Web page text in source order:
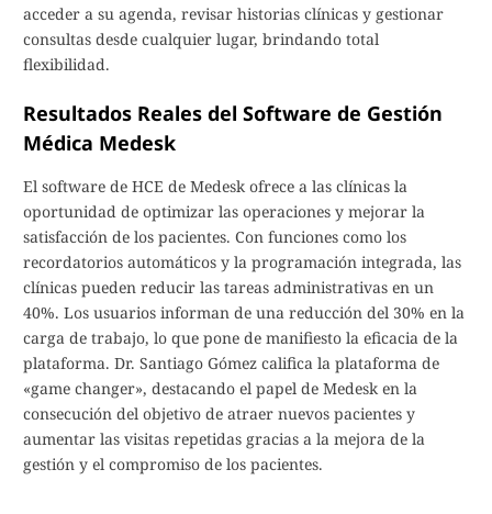
acceder a su agenda, revisar historias clínicas y gestionar
consultas desde cualquier lugar, brindando total
flexibilidad.
Resultados Reales del Software de Gestión
Médica Medesk
El software de HCE de Medesk ofrece a las clínicas la
oportunidad de optimizar las operaciones y mejorar la
satisfacción de los pacientes. Con funciones como los
recordatorios automáticos y la programación integrada, las
clínicas pueden reducir las tareas administrativas en un
40%. Los usuarios informan de una reducción del 30% en la
carga de trabajo, lo que pone de manifiesto la eficacia de la
plataforma. Dr. Santiago Gómez califica la plataforma de
«game changer», destacando el papel de Medesk en la
consecución del objetivo de atraer nuevos pacientes y
aumentar las visitas repetidas gracias a la mejora de la
gestión y el compromiso de los pacientes.